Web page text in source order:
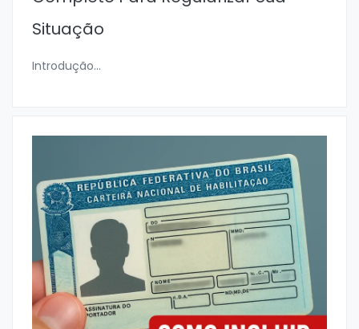
Situação
Introdução...